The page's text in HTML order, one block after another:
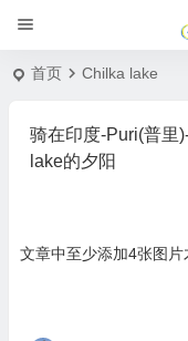
首页 Chilka lake
骑在印度-Puri(普里
lake的夕阳
文章中至少添加4张图片